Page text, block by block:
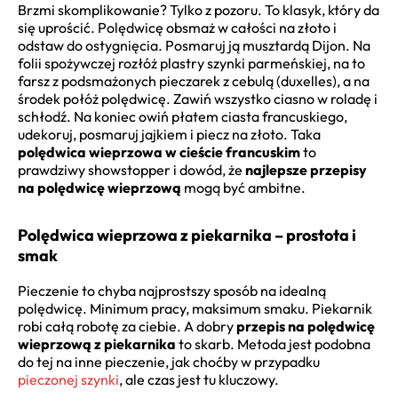
Brzmi skomplikowanie? Tylko z pozoru. To klasyk, który da
się uprościć. Polędwicę obsmaż w całości na złoto i
odstaw do ostygnięcia. Posmaruj ją musztardą Dijon. Na
folii spożywczej rozłóż plastry szynki parmeńskiej, na to
farsz z podsmażonych pieczarek z cebulą (duxelles), a na
środek połóż polędwicę. Zawiń wszystko ciasno w roladę i
schłodź. Na koniec owiń płatem ciasta francuskiego,
udekoruj, posmaruj jajkiem i piecz na złoto. Taka
polędwica wieprzowa w cieście francuskimto
prawdziwy showstopper i dowód, że najlepsze przepisy
na polędwicę wieprzową mogą być ambitne.
Polędwica wieprzowa z piekarnika – prostota i
smak
Pieczenie to chyba najprostszy sposób na idealną
polędwicę. Minimum pracy, maksimum smaku. Piekarnik
robi całą robotę za ciebie. A dobryprzepis na polędwicę
wieprzową z piekarnika to skarb. Metoda jest podobna
do tej na inne pieczenie, jak choćby w przypadku
pieczonej szynki, ale czas jest tu kluczowy.